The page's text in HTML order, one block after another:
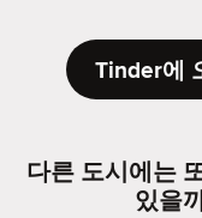
Tinder에
다른 도시에는
있을